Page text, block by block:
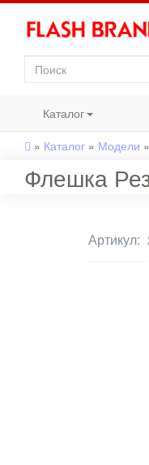
Каталог
» Каталог » Модели »
Флешка
Артикул: